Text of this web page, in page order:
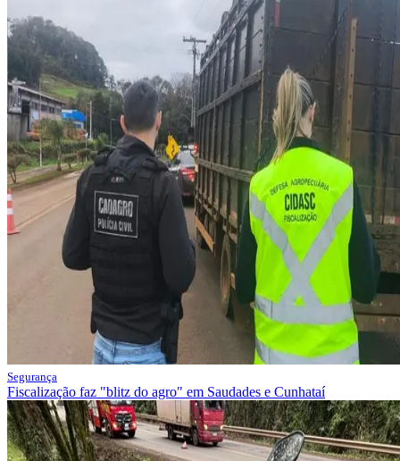
Segurança
Fiscalização faz "blitz do agro" em Saudades e Cunhataí